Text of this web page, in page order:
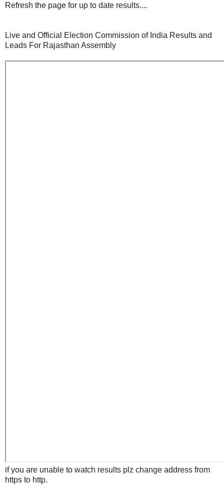
Refresh the page for up to date results....
Live and Official Election Commission of India Results and
Leads For Rajasthan Assembly
if you are unable to watch results plz change address from
https to http.